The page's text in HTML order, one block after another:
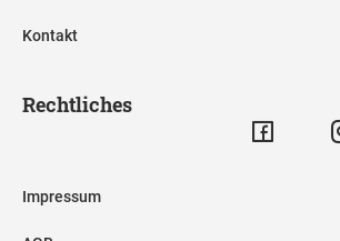
Kontakt
Rechtliches
Impressum